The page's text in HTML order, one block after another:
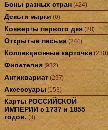
Боны разных стран (424)
Деньги марки (6)
Конверты первого дня (28)
Открытые письма (244)
Коллекционные карточки (230)
Филателия (932)
Антиквариат (297)
Аксессуары (153)
Карты РОССИЙСКОЙ
ИМПЕРИИ с 1737 и 1855
годов. (3)